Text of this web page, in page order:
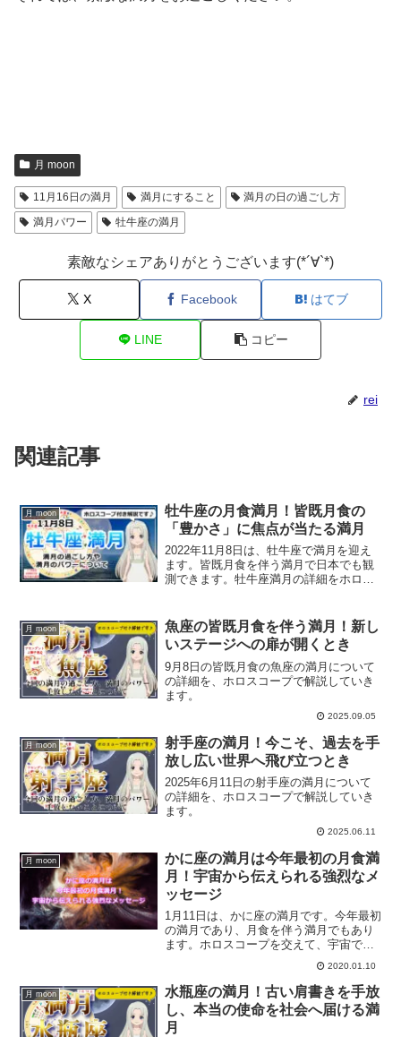
月 moon
11月16日の満月 満月にすること
満月の日の過ごし方
満月パワー
牡牛座の満月
素敵なシェアありがとうございます(*´∀`*)
X Facebook はてブ
LINE コピー
rei
関連記事
月 moon
牡牛座の月食満月！皆既月食の
「豊かさ」に焦点が当たる満月
2022年11月8日は、牡牛座で満月を迎え
ます。皆既月食を伴う満月で日本でも観
測できます。牡牛座満月の詳細をホロス
月 moon
魚座の皆既月食を伴う満月！新し
いステージへの扉が開くとき
9月8日の皆既月食の魚座の満月について
の詳細を、ホロスコープで解説していき
ます。
2025.09.05
月 moon
射手座の満月！今こそ、過去を手
放し広い世界へ飛び立つとき
2025年6月11日の射手座の満月について
の詳細を、ホロスコープで解説していき
ます。
2025.06.11
月 moon
かに座の満月は今年最初の月食満
月！宇宙から伝えられる強烈なメ
ッセージ
1月11日は、かに座の満月です。今年最初
の満月であり、月食を伴う満月でもあり
ます。ホロスコープを交えて、宇宙では
なにが起こってるのか？かに座の満月に
ついて解説していきます。かに座の満月
にすることとは？
2020.01.10
月 moon
水瓶座の満月！古い肩書きを手放
し、本当の使命を社会へ届ける満
月